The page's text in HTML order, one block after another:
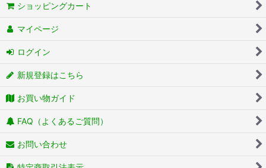
ショッピングカート
マイページ
ログイン
新規登録はこちら
お買い物ガイド
FAQ（よくあるご質問）
お問い合わせ